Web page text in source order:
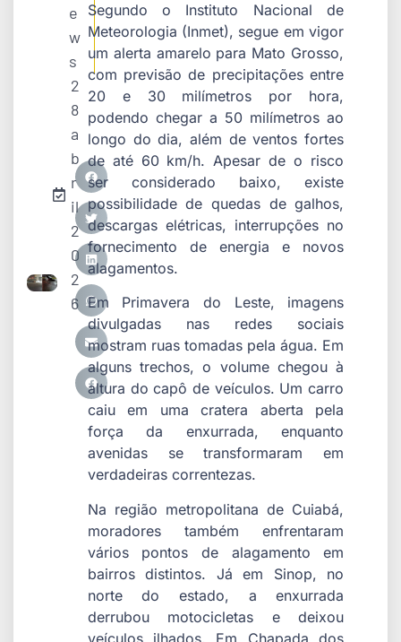
e
w
s
2
8
a
b
r
il
2
0
2
6
Segundo o Instituto Nacional de
Meteorologia (Inmet), segue em vigor
um alerta amarelo para Mato Grosso,
com previsão de precipitações entre
20 e 30 milímetros por hora,
podendo chegar a 50 milímetros ao
longo do dia, além de ventos fortes
de até 60 km/h. Apesar de o risco
ser considerado baixo, existe
possibilidade de quedas de galhos,
descargas elétricas, interrupções no
fornecimento de energia e novos
alagamentos.
Em Primavera do Leste, imagens
divulgadas nas redes sociais
mostram ruas tomadas pela água. Em
alguns trechos, o volume chegou à
altura do capô de veículos. Um carro
caiu em uma cratera aberta pela
força da enxurrada, enquanto
avenidas se transformaram em
verdadeiras correntezas.
Na região metropolitana de Cuiabá,
moradores também enfrentaram
vários pontos de alagamento em
bairros distintos. Já em Sinop, no
norte do estado, a enxurrada
derrubou motocicletas e deixou
veículos ilhados. Em Chapada dos